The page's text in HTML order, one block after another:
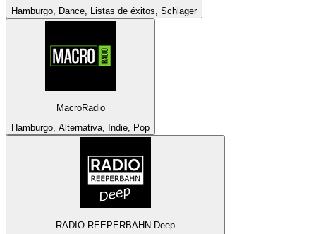
Hamburgo, Dance, Listas de éxitos, Schlager
MacroRadio
Hamburgo, Alternativa, Indie, Pop
RADIO REEPERBAHN Deep